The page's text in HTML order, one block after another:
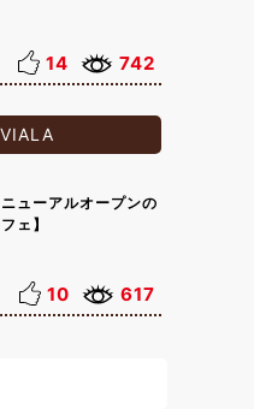
14 742
ューアルオープンの
ェ】
10 617